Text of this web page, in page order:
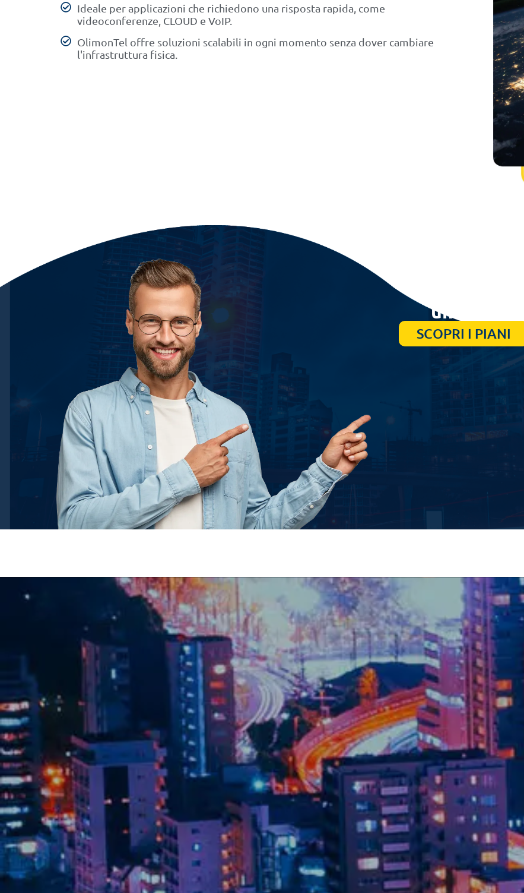
Ideale per applicazioni che richiedono una risposta rapida, come
videoconferenze, CLOUD e VoIP.
OlimonTel offre soluzioni scalabili in ogni momento senza dover cambiare
l'infrastruttura fisica.
un click e
SCOPRI I PIANI